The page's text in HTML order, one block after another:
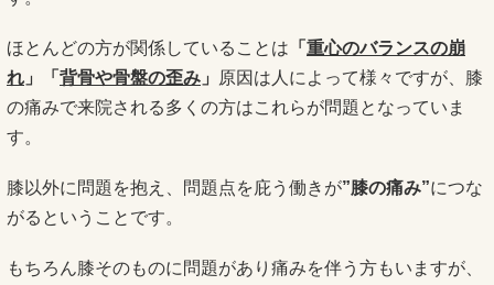
ほとんどの方が関係していることは 「 重心のバランスの崩
れ 」「 背骨や骨盤の歪み 」
原因は人によって様々ですが、膝
の痛みで来院される多くの方はこれらが問題となっていま
す。
膝以外に問題を抱え、問題点を庇う働きが”膝の痛み”につな
がるということです。
もちろん膝そのものに問題があり痛みを伴う方もいますが、